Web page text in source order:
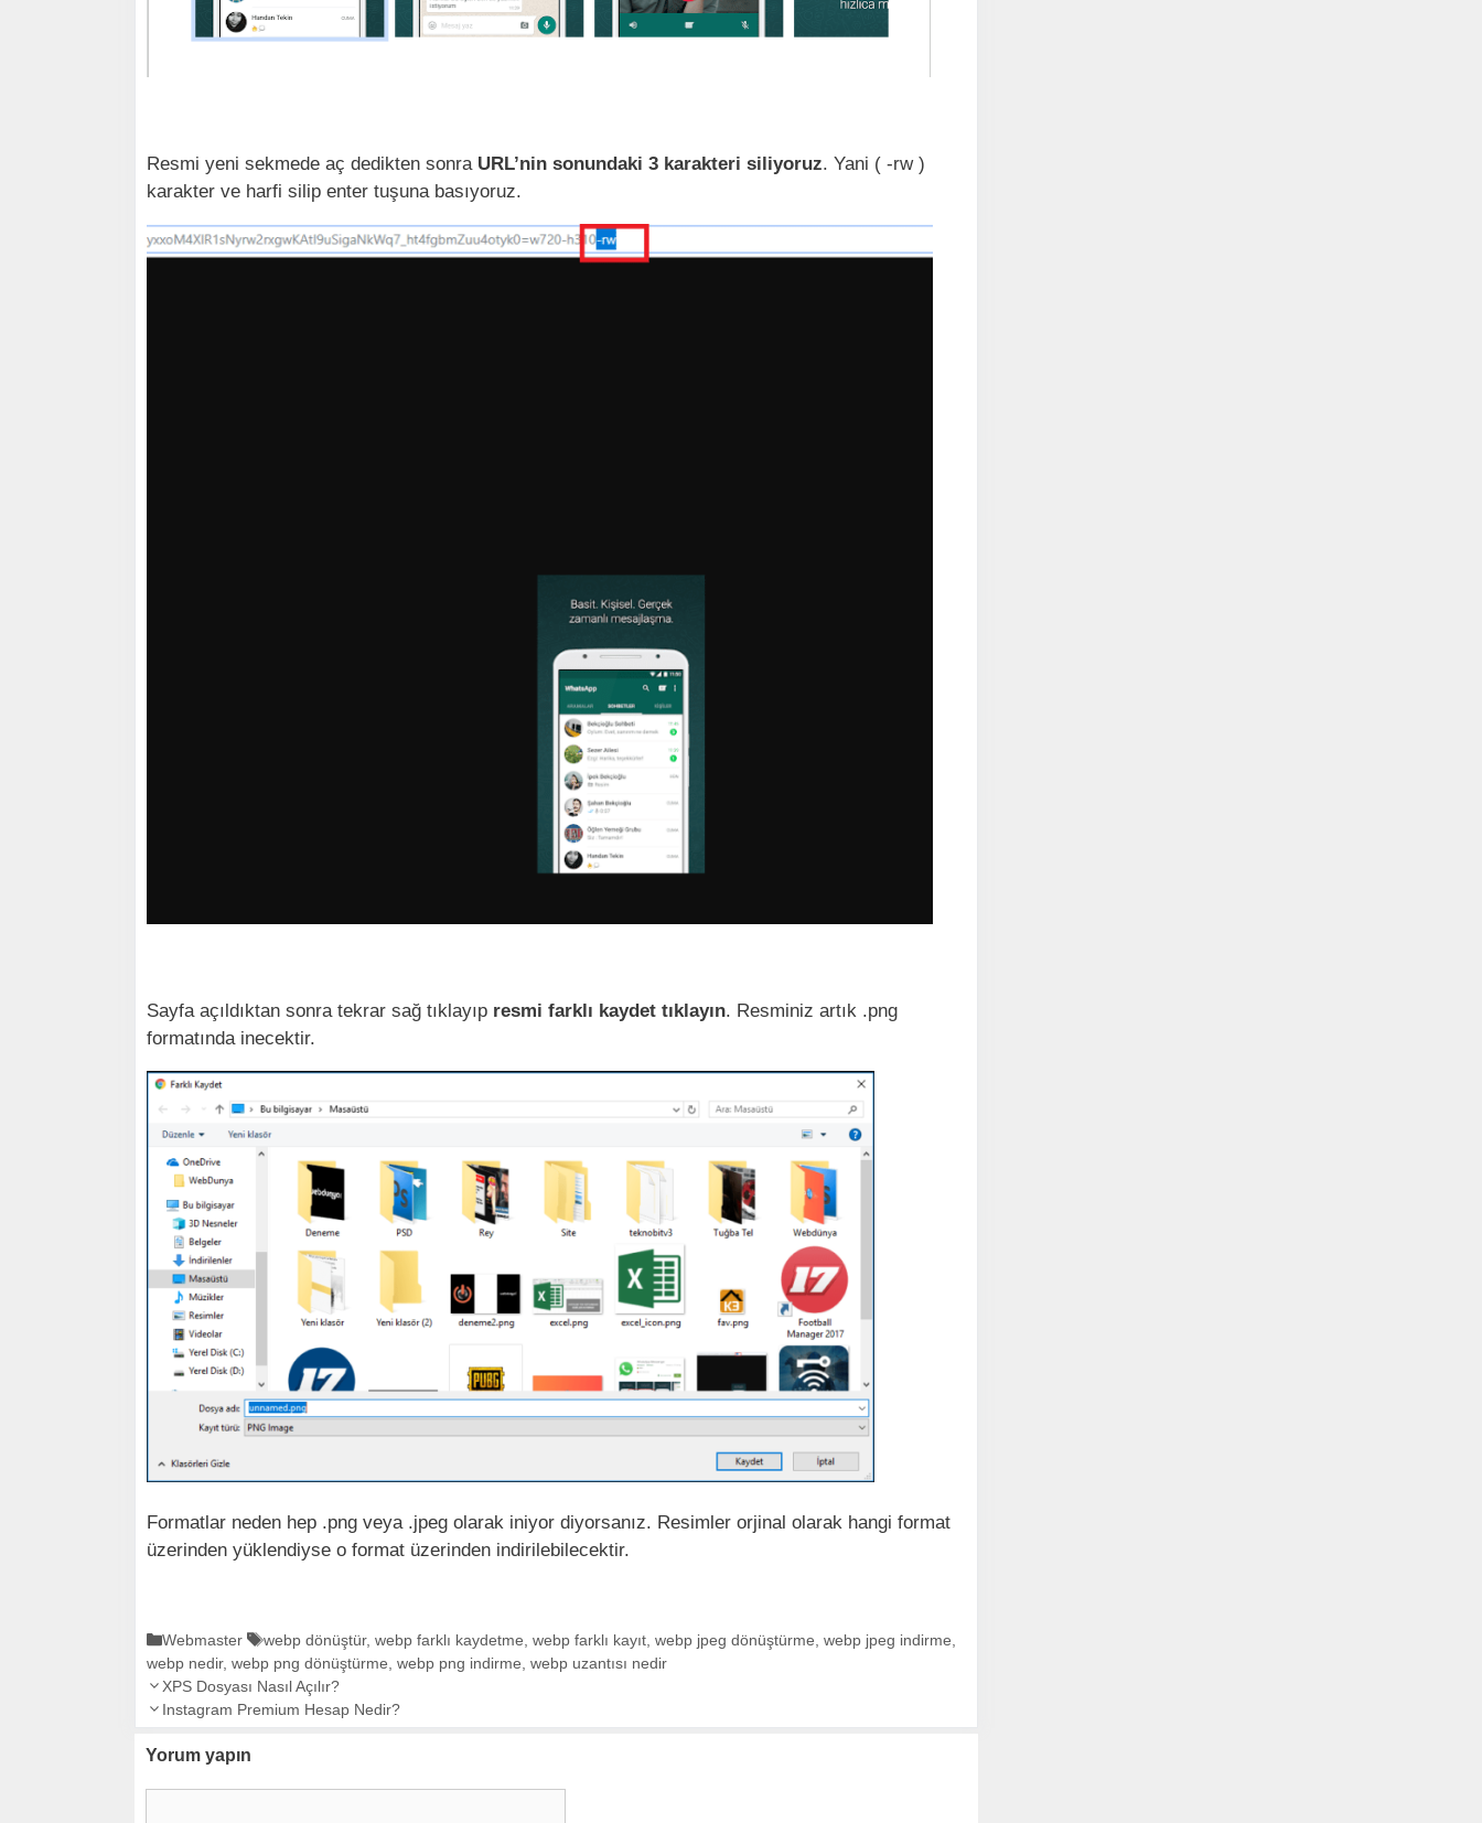
Resmi yeni sekmede aç dedikten sonraURL’nin sonundaki 3 karakteri siliyoruz. Yani ( -rw )
karakter ve harfi silip enter tuşuna basıyoruz.
Sayfa açıldıktan sonra tekrar sağ tıklayıp resmi farklı kaydet tıklayın. Resminiz artık .png
formatında inecektir.
Formatlar neden hep .png veya .jpeg olarak iniyor diyorsanız. Resimler orjinal olarak hangi format
üzerinden yüklendiyse o format üzerinden indirilebilecektir.
K
a
t
e
o
Webmaster
E
t
i
k
webp dönüştür, webp farklı kaydetme webp farklı kayıt, webp jpeg dönüştürme webp jpeg indirme
webp nedir, webp png dönüştürme webp png indirme webp uzantısı nedir
Y
a
ı
XPS Dosyası Nasıl Açılır?
Instagram Premium Hesap Nedir?
Yorum yapın